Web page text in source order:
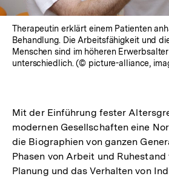
Therapeutin erklärt einem Patienten
Behandlung. Die Arbeitsfähigkeit und
Menschen sind im höheren
unterschiedlich. (© picture-alliance,
Mit der Einführung fester
modernen Gesellschaften eine
die Biographien von ganzen
Phasen von Arbeit und
Planung und das Verhalten von